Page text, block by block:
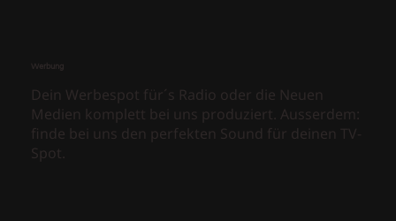
Werbung
Dein Werbespot für´s Radio oder die Neuen
Medien komplett bei uns produziert. Ausserdem:
finde bei uns den perfekten Sound für deinen TV-
Spot.